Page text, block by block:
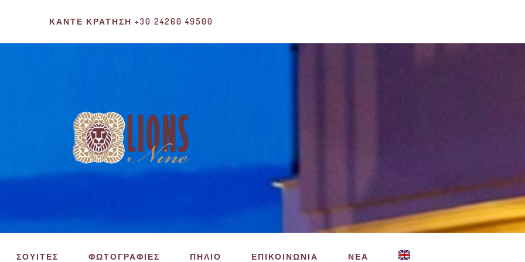
ΚΆΝΤΕ ΚΡΆΤΗΣΗ +30 24260 49500
ΣΟΥΙΤΕΣ ΦΩΤΟΓΡΑΦΙΕΣ ΠΗΛΙΟ ΕΠΙΚΟΙΝΩΝΙΑ ΝΕΑ